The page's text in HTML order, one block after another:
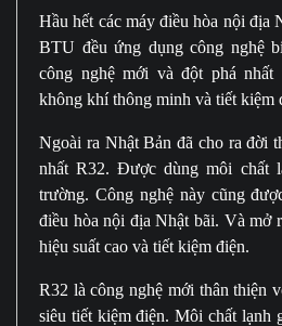
Hầu hết các máy điều hòa nội địa
BTU đều ứng dụng công nghệ
công nghệ mới và đột phá
không khí thông minh và tiết kiệm
Ngoài ra Nhật Bản đã cho ra đời
nhất R32. Được dùng môi chất
trường. Công nghệ này cũng
điều hòa nội địa Nhật bãi. Và mở
hiệu suất cao và tiết kiệm điện.
R32 là công nghệ mới thân thiện
siêu tiết kiệm điện. Môi chất lạnh